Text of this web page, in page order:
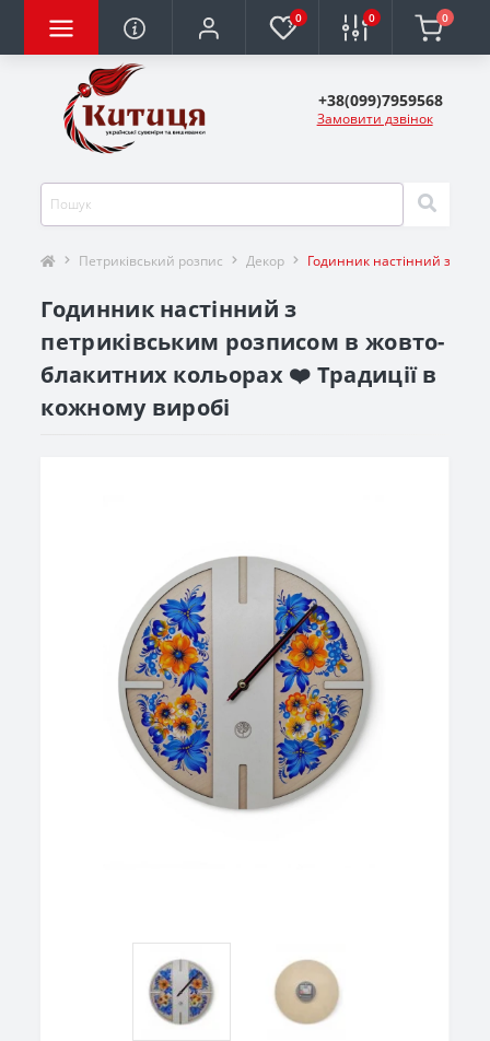
0 0 0
+38(099)7959568
Замовити дзвінок
Петриківський розпис Декор Годинник наcтінний з
Годинник наcтінний з
петриківським розписом в жовто-
блакитних кольорах ❤️ Традиції в
кожному виробі